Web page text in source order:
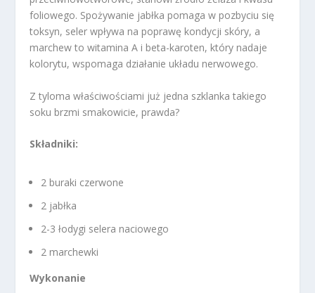
foliowego. Spożywanie jabłka pomaga w pozbyciu się
toksyn, seler wpływa na poprawę kondycji skóry, a
marchew to witamina A i beta-karoten, który nadaje
kolorytu, wspomaga działanie układu nerwowego.
Z tyloma właściwościami już jedna szklanka takiego
soku brzmi smakowicie, prawda?
Składniki:
2 buraki czerwone
2 jabłka
2-3 łodygi selera naciowego
2 marchewki
Wykonanie